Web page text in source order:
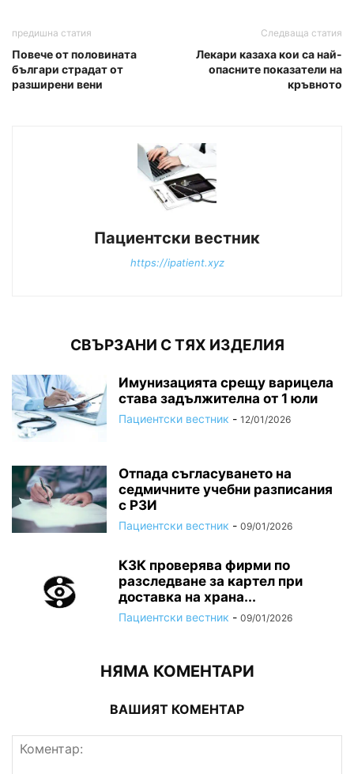
предишна статия
Повече от половината
българи страдат от
разширени вени
Следваща статия
Лекари казаха кои са най-
опасните показатели на
кръвното
Пациентски вестник
https://ipatient.xyz
СВЪРЗАНИ С ТЯХ ИЗДЕЛИЯ
Имунизацията срещу варицела
става задължителна от 1 юли
Пациентски вестник - 12/01/2026
Отпада съгласуването на
седмичните учебни разписания
с РЗИ
Пациентски вестник - 09/01/2026
КЗК проверява фирми по
разследване за картел при
доставка на храна...
Пациентски вестник - 09/01/2026
НЯМА КОМЕНТАРИ
ВАШИЯТ КОМЕНТАР